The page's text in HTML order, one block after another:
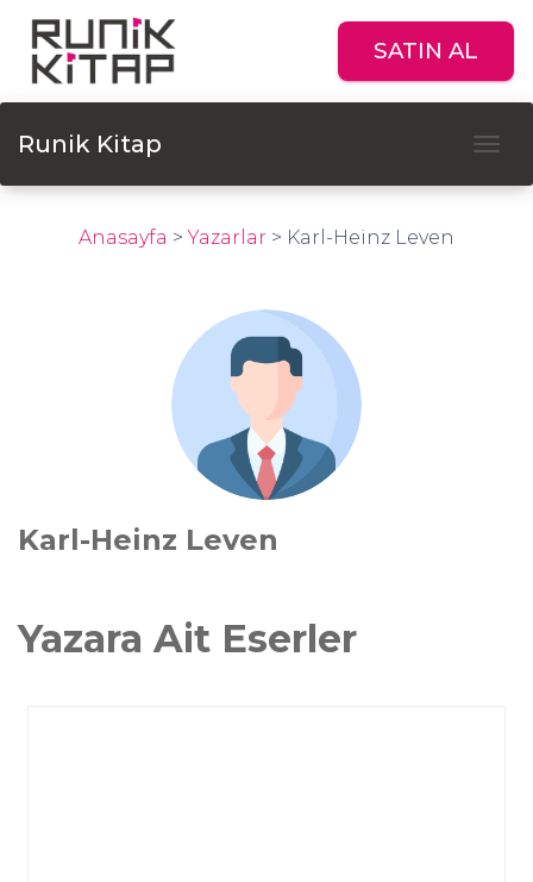
SATIN AL
Runik Kitap
Anasayfa >Yazarlar > Karl-Heinz Leven
Karl-Heinz Leven
Yazara Ait Eserler